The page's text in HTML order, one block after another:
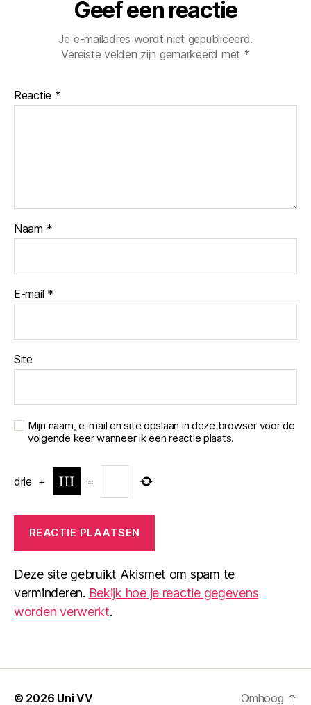
Geef een reactie
Je e-mailadres wordt niet gepubliceerd.
Vereiste velden zijn gemarkeerd met *
Reactie *
Naam *
E-mail *
Site
Mijn naam, e-mail en site opslaan in deze browser voor de
volgende keer wanneer ik een reactie plaats.
drie + =
Deze site gebruikt Akismet om spam te
verminderen. Bekijk hoe je reactie gegevens
worden verwerkt.
© 2026 Uni VV Omhoog ↑